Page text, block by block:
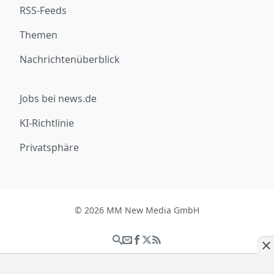
RSS-Feeds
Themen
Nachrichtenüberblick
Jobs bei news.de
KI-Richtlinie
Privatsphäre
© 2026 MM New Media GmbH